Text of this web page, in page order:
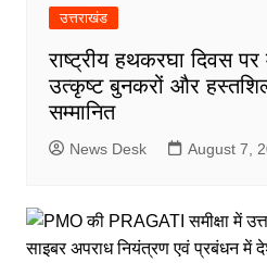
उत्तराखंड
राष्ट्रीय हथकरघा दिवस पर
उत्कृष्ट बुनकरों और
सम्मानित
News Desk August 7,